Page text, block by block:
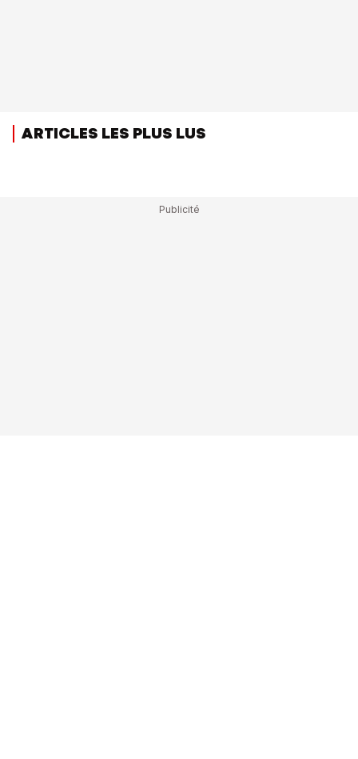
ARTICLES LES PLUS LUS